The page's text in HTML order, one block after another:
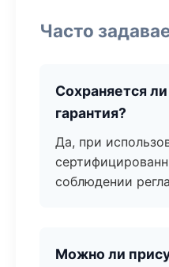
Часто
Сохраняется
гарантия?
Да, при
соблюдении
Можно ли